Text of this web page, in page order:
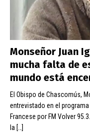
Monseñor Juan
mucha falta de
mundo está
El Obispo de Chascomús,
entrevistado en el
Francese por FM Volver
la […]